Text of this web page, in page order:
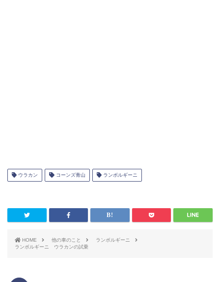
ウラカン コーンズ青山 ランボルギーニ
HOME 他の車のこと
ランボルギーニ
ランボルギーニ ウラカンの試乗